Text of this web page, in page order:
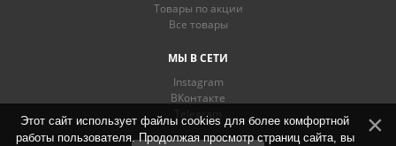
Товары по акции
Все товары
МЫ В СЕТИ
Instagram
ВКонтакте
Telegram
Этот сайт использует файлы cookies для более комфортной
работы пользователя. Продолжая просмотр страниц сайта, вы